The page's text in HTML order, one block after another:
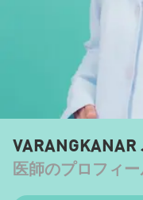
VARANGKANAR
医師のプロフィ